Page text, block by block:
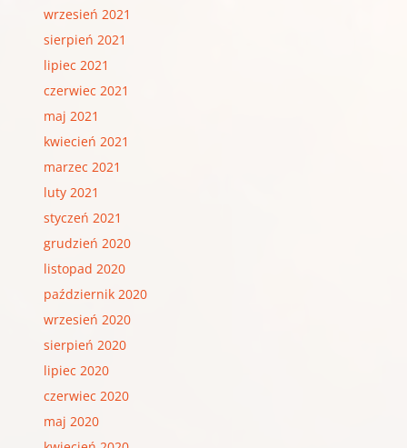
wrzesień 2021
sierpień 2021
lipiec 2021
czerwiec 2021
maj 2021
kwiecień 2021
marzec 2021
luty 2021
styczeń 2021
grudzień 2020
listopad 2020
październik 2020
wrzesień 2020
sierpień 2020
lipiec 2020
czerwiec 2020
maj 2020